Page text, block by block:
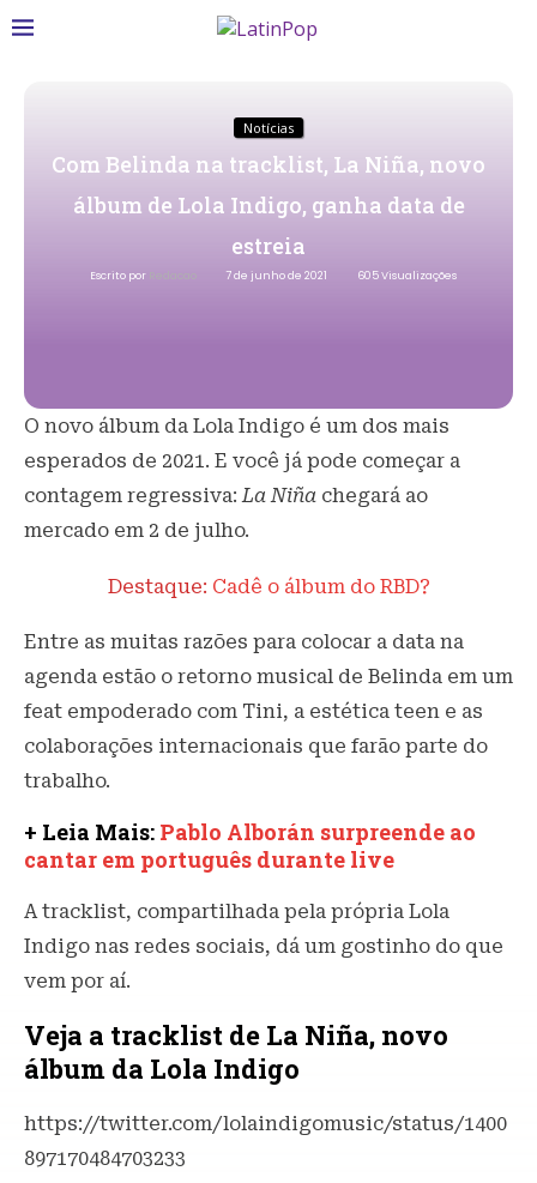
Notícias
Com Belinda na tracklist, La Niña, novo
álbum de Lola Indigo, ganha data de
estreia
Escrito por 7 de junho de 2021 605Visualizações
O novo álbum da Lola Indigo é um dos mais
esperados de 2021. E você já pode começar a
contagem regressiva:La Niña chegará ao
mercado em 2 de julho.
Destaque: Cadê o álbum do RBD?
Entre as muitas razões para colocar a data na
agenda estão o retorno musical de Belinda em um
feat empoderado com Tini, a estética teen e as
colaborações internacionais que farão parte do
trabalho.
+ Leia Mais: Pablo Alborán surpreende ao
cantar em português durante live
A tracklist, compartilhada pela própria Lola
Indigo nas redes sociais, dá um gostinho do que
vem por aí.
Veja a tracklist de La Niña, novo
álbum da Lola Indigo
https://twitter.com/lolaindigomusic/status/1400
897170484703233